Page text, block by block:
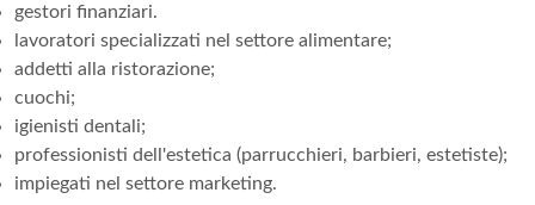
gestori finanziari.
lavoratori specializzati nel settore alimentare;
addetti alla ristorazione;
cuochi;
igienisti dentali;
professionisti dell'estetica (parrucchieri, barbieri, estetiste);
impiegati nel settore marketing.